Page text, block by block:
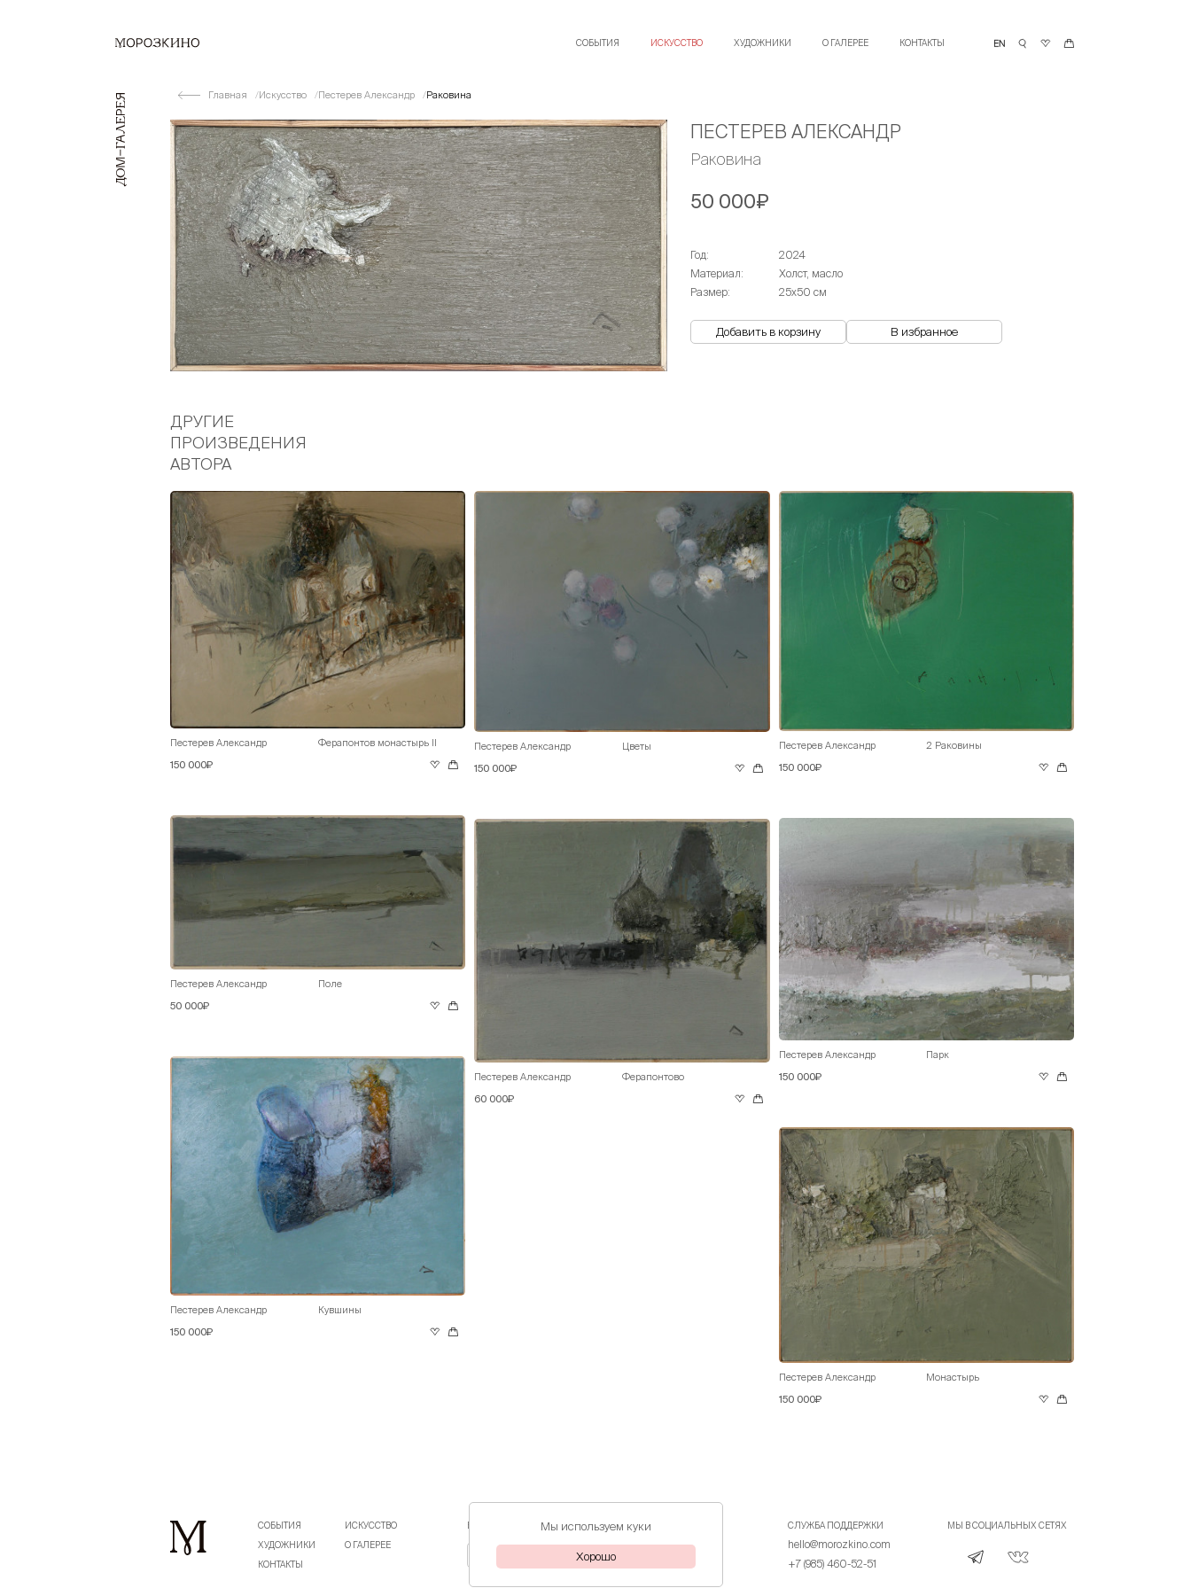
СОБЫТИЯ ИСКУССТВО ХУДОЖНИКИ О ГАЛЕРЕЕ КОНТАКТЫ
Главная Искусство Пестерев Александр Раковина
ПЕСТЕРЕВ АЛЕКСАНДР
Раковина
50 000₽
Год:
2024
Материал:
Холст, масло
Размер:
25х50 см
Добавить в корзину В избранное
ДРУГИЕ
ПРОИЗВЕДЕНИЯ
АВТОРА
Пестерев Александр Ферапонтов монастырь II
150 000₽
Пестерев Александр Цветы
150 000₽
Пестерев Александр 2 Раковины
150 000₽
Пестерев Александр Поле
50 000₽
Пестерев Александр Парк
150 000₽
Пестерев Александр Ферапонтово
60 000₽
Пестерев Александр Кувшины
150 000₽
Пестерев Александр Монастырь
150 000₽
СОБЫТИЯ
ИСКУССТВО
ХУДОЖНИКИ
О ГАЛЕРЕЕ
КОНТАКТЫ
БУДЬТЕ В КУРСЕ ПОСЛЕДНИХ СОБЫТИЙ СЛУЖБА ПОДДЕРЖКИ
hello@morozkino.com
+7 (985) 460-52-51
МЫ В СОЦИАЛЬНЫХ СЕТЯХ
Мы используем куки
Хорошо